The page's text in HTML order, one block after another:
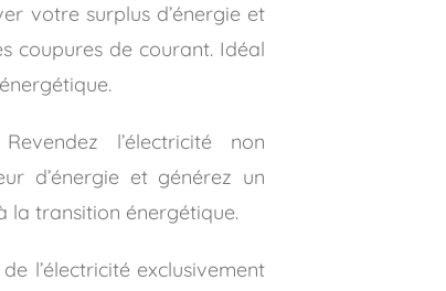
votre surplus d’énergie et
coupures de courant. Idéal
l’électricité non
d’énergie et générez un
la transition énergétique.
l’électricité exclusivement